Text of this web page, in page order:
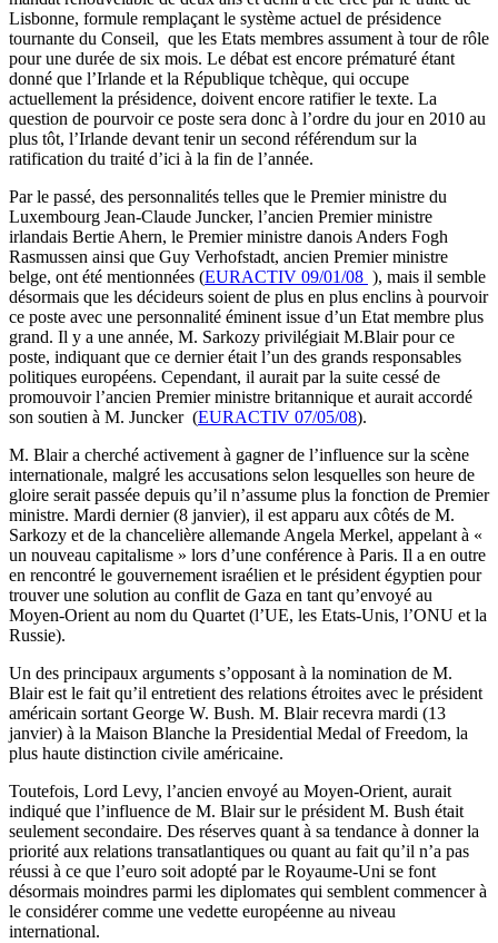
Lisbonne, formule remplaçant le système actuel de présidence
tournante du Conseil, que les Etats membres assument à tour de rôle
pour une durée de six mois. Le débat est encore prématuré étant
donné que l’Irlande et la République tchèque, qui occupe
actuellement la présidence, doivent encore ratifier le texte. La
question de pourvoir ce poste sera donc à l’ordre du jour en 2010 au
plus tôt, l’Irlande devant tenir un second référendum sur la
ratification du traité d’ici à la fin de l’année.
Par le passé, des personnalités telles que le Premier ministre du
Luxembourg Jean-Claude Juncker, l’ancien Premier ministre
irlandais Bertie Ahern, le Premier ministre danois Anders Fogh
Rasmussen ainsi que Guy Verhofstadt, ancien Premier ministre
belge, ont été mentionnées (EURACTIV 09/01/08 ), mais il semble
désormais que les décideurs soient de plus en plus enclins à pourvoir
ce poste avec une personnalité éminent issue d’un Etat membre plus
grand. Il y a une année, M. Sarkozy privilégiait M.Blair pour ce
poste, indiquant que ce dernier était l’un des grands responsables
politiques européens. Cependant, il aurait par la suite cessé de
promouvoir l’ancien Premier ministre britannique et aurait accordé
son soutien à M. Juncker (EURACTIV 07/05/08).
M. Blair a cherché activement à gagner de l’influence sur la scène
internationale, malgré les accusations selon lesquelles son heure de
gloire serait passée depuis qu’il n’assume plus la fonction de Premier
ministre. Mardi dernier (8 janvier), il est apparu aux côtés de M.
Sarkozy et de la chancelière allemande Angela Merkel, appelant à «
un nouveau capitalisme » lors d’une conférence à Paris. Il a en outre
en rencontré le gouvernement israélien et le président égyptien pour
trouver une solution au conflit de Gaza en tant qu’envoyé au
Moyen-Orient au nom du Quartet (l’UE, les Etats-Unis, l’ONU et la
Russie).
Un des principaux arguments s’opposant à la nomination de M.
Blair est le fait qu’il entretient des relations étroites avec le président
américain sortant George W. Bush. M. Blair recevra mardi (13
janvier) à la Maison Blanche la Presidential Medal of Freedom, la
plus haute distinction civile américaine.
Toutefois, Lord Levy, l’ancien envoyé au Moyen-Orient, aurait
indiqué que l’influence de M. Blair sur le président M. Bush était
seulement secondaire. Des réserves quant à sa tendance à donner la
priorité aux relations transatlantiques ou quant au fait qu’il n’a pas
réussi à ce que l’euro soit adopté par le Royaume-Uni se font
désormais moindres parmi les diplomates qui semblent commencer à
le considérer comme une vedette européenne au niveau
international.